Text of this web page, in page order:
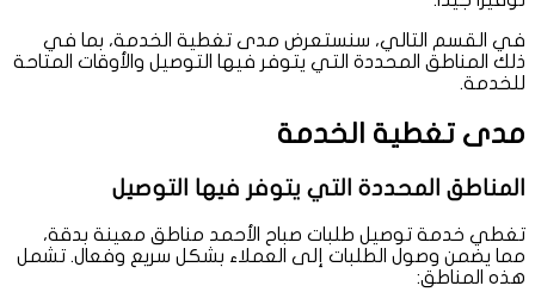
في القسم التالي، سنستعرض مدى تغطية الخدمة، بما في
ذلك المناطق المحددة التي يتوفر فيها التوصيل والأوقات المتاحة
للخدمة.
مدى تغطية الخدمة
المناطق المحددة التي يتوفر فيها التوصيل
تغطي خدمة توصيل طلبات صباح الأحمد مناطق معينة بدقة،
مما يضمن وصول الطلبات إلى العملاء بشكل سريع وفعال. تشمل
هذه المناطق: